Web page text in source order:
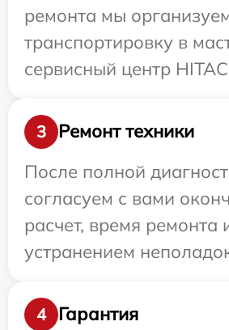
ремонта мы
транспортировку в
сервисный центр
3
Ремонт техники
После полной
согласуем с вами
расчет, время ремонта
устранением
4
Гарантия